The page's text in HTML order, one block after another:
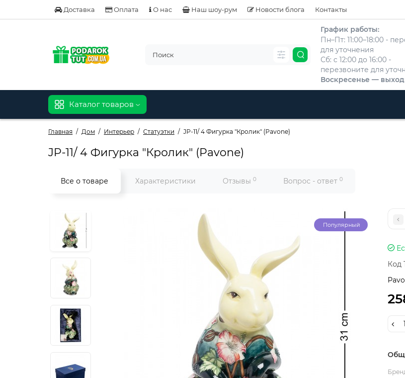
Доставка Оплата О нас Наш шоу-рум Новости блога Контакты
График работы:
Пн–Пт: 11:00–18:00 -
для уточнения
Сб: с 12:00 до 16:00 -
перезвоните для
Воскресенье —
Каталог товаров
Главная Дом Интерьер Статуэтки JP-11/ 4 Фигурка "Кролик" (Pavone)
JP-11/ 4 Фигурка "Кролик" (Pavone)
Все о товаре Характеристики Отзывы 0 Вопрос - ответ 0
Популярный
Код